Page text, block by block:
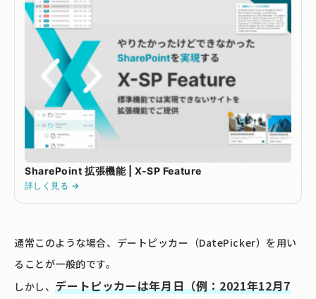
SharePoint 拡張機能 | X-SP Feature
詳しく見る →
通常このような場合、デートピッカー（DatePicker）を用い
ることが一般的です。
しかし、デートピッカーは年月日（例：2021年12月7